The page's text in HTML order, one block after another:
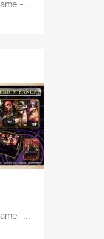
-...
-...